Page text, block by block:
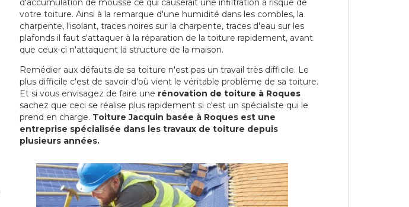
votre toiture. Ainsi à la remarque d'une humidité dans les combles, la
charpente, l'isolant, traces noires sur la charpente, traces d'eau sur les
plafonds il faut s'attaquer à la réparation de la toiture rapidement, avant
que ceux-ci n'attaquent la structure de la maison.
Remédier aux défauts de sa toiture n'est pas un travail très difficile. Le
plus difficile c'est de savoir d'où vient le véritable problème de sa toiture.
Et si vous envisagez de faire une rénovation de toiture à Roques
sachez que ceci se réalise plus rapidement si c'est un spécialiste qui le
prend en charge. Toiture Jacquin basée à Roques est une
entreprise spécialisée dans les travaux de toiture depuis
plusieurs années.